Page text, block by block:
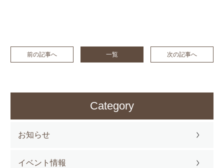
前の記事へ 一覧 次の記事へ
Category
お知らせ
イベント情報